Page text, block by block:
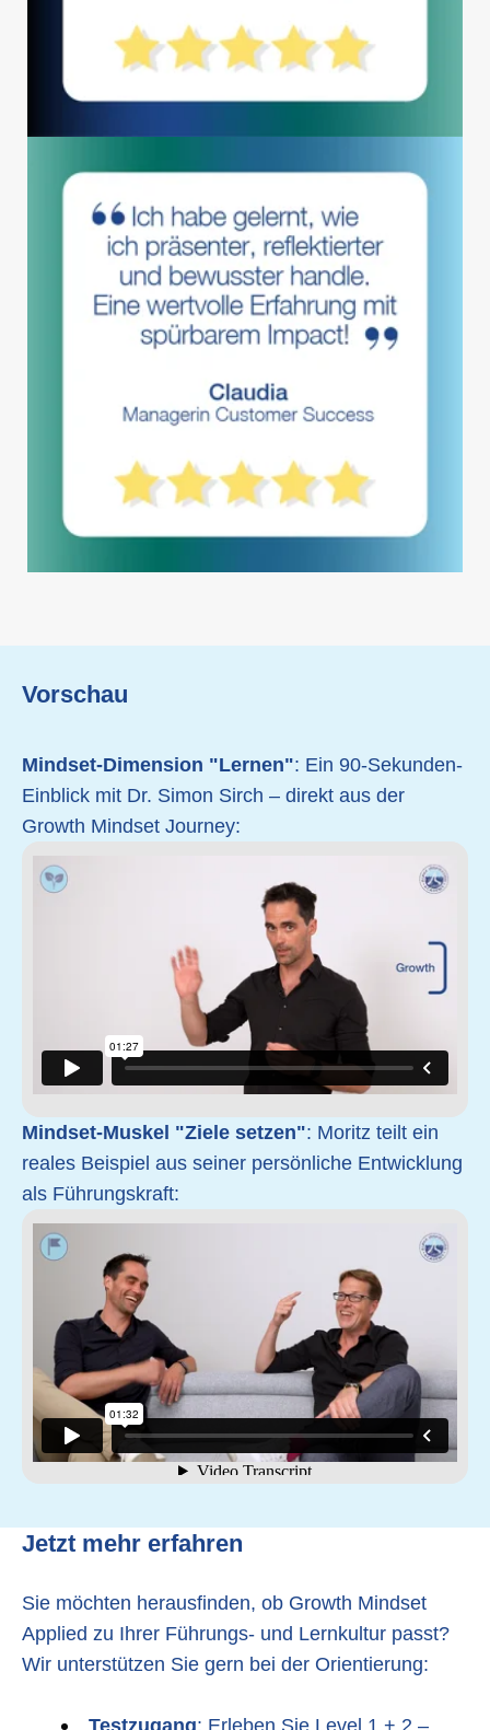
Vorschau
Mindset-Dimension "Lernen": Ein 90-Sekunden-
Einblick mit Dr. Simon Sirch – direkt aus der
Growth Mindset Journey:
Mindset-Muskel "Ziele setzen": Moritz teilt ein
reales Beispiel aus seiner persönliche Entwicklung
als Führungskraft:
Jetzt mehr erfahren
Sie möchten herausfinden, ob Growth Mindset
Applied zu Ihrer Führungs- und Lernkultur passt?
Wir unterstützen Sie gern bei der Orientierung:
Testzugang: Erleben Sie Level 1 + 2 –